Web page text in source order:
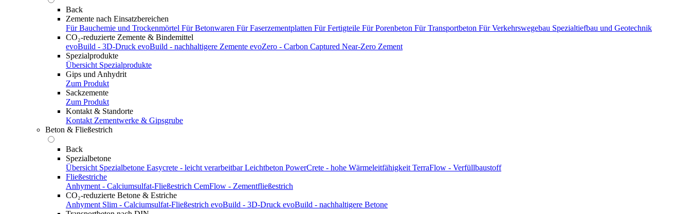
Back
Zemente nach Einsatzbereichen
Für Bauchemie und Trockenmörtel Für Betonwaren Für Faserzementplatten Für Fertigteile Für Porenbeton Für Transportbeton Für Verkehrswegebau Spezialtiefbau und Geotechnik
CO₂-reduzierte Zemente & Bindemittel
evoBuild - 3D-Druck evoBuild - nachhaltigere Zemente evoZero - Carbon Captured Near-Zero Zement
Spezialprodukte
Übersicht Spezialprodukte
Gips und Anhydrit
Zum Produkt
Sackzemente
Zum Produkt
Kontakt & Standorte
Kontakt Zementwerke & Gipsgrube
Beton & Fließestrich
Back
Spezialbetone
Übersicht Spezialbetone Easycrete - leicht verarbeitbar Leichtbeton PowerCrete - hohe Wärmeleitfähigkeit TerraFlow - Verfüllbaustoff
Fließestriche
Anhyment - Calciumsulfat-Fließestrich CemFlow - Zementfließestrich
CO₂-reduzierte Betone & Estriche
Anhyment Slim - Calciumsulfat-Fließestrich evoBuild - 3D-Druck evoBuild - nachhaltigere Betone